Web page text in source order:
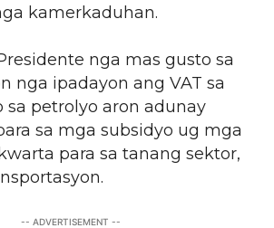
kamerkaduhan.
nga mas gusto sa
nga ipadayon ang VAT sa
petrolyo aron adunay
sa mga subsidyo ug mga
para sa tanang sektor,
-- ADVERTISEMENT --